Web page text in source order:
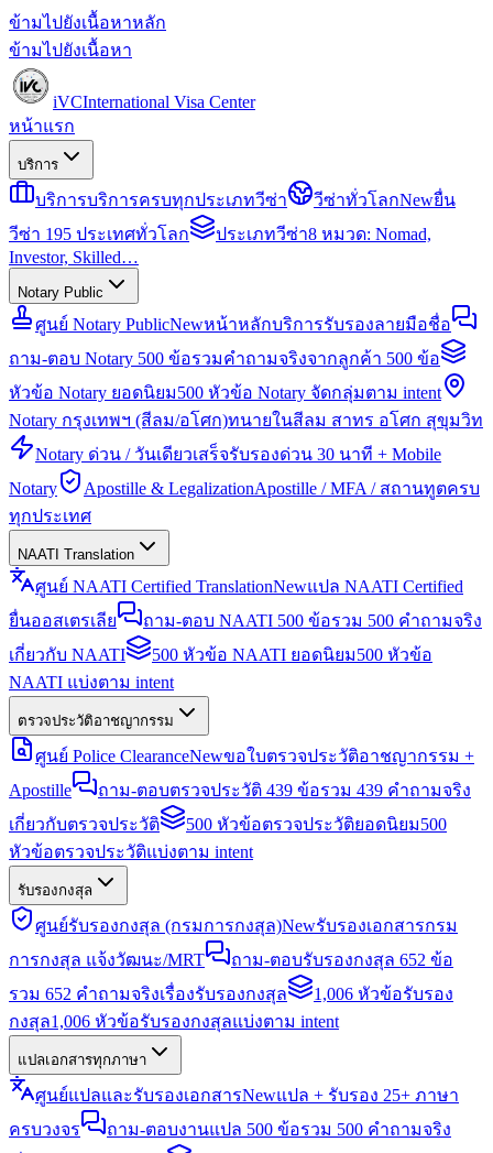
ข้ามไปยังเนื้อหาหลัก
ข้ามไปยังเนื้อหา
iVCInternational Visa Center
หน้าแรก
บริการ
บริการบริการครบทุกประเภทวีซ่า วีซ่าทั่วโลกNewยื่น
วีซ่า 195 ประเทศทั่วโลก
ประเภทวีซ่า8 หมวด: Nomad,
Investor, Skilled…
Notary Public
ศูนย์ Notary PublicNewหน้าหลักบริการรับรองลายมือชื่อ
ถาม-ตอบ Notary 500 ข้อรวมคำถามจริงจากลูกค้า 500 ข้อ
หัวข้อ Notary ยอดนิยม500 หัวข้อ Notary จัดกลุ่มตาม intent
Notary กรุงเทพฯ (สีลม/อโศก)ทนายในสีลม สาทร อโศก สุขุมวิท
Notary ด่วน / วันเดียวเสร็จรับรองด่วน 30 นาที + Mobile
Notary
Apostille & LegalizationApostille / MFA / สถานทูตครบ
ทุกประเทศ
NAATI Translation
ศูนย์ NAATI Certified TranslationNewแปล NAATI Certified
ยื่นออสเตรเลีย
ถาม-ตอบ NAATI 500 ข้อรวม 500 คำถามจริง
เกี่ยวกับ NAATI
500 หัวข้อ NAATI ยอดนิยม500 หัวข้อ
NAATI แบ่งตาม intent
ตรวจประวัติอาชญากรรม
ศูนย์ Police ClearanceNewขอใบตรวจประวัติอาชญากรรม +
Apostille
ถาม-ตอบตรวจประวัติ 439 ข้อรวม 439 คำถามจริง
เกี่ยวกับตรวจประวัติ
500 หัวข้อตรวจประวัติยอดนิยม500
หัวข้อตรวจประวัติแบ่งตาม intent
รับรองกงสุล
ศูนย์รับรองกงสุล (กรมการกงสุล)Newรับรองเอกสารกรม
การกงสุล แจ้งวัฒนะ/MRT
ถาม-ตอบรับรองกงสุล 652 ข้อ
รวม 652 คำถามจริงเรื่องรับรองกงสุล
1,006 หัวข้อรับรอง
กงสุล1,006 หัวข้อรับรองกงสุลแบ่งตาม intent
แปลเอกสารทุกภาษา
ศูนย์แปลและรับรองเอกสารNewแปล + รับรอง 25+ ภาษา
ครบวงจร
ถาม-ตอบงานแปล 500 ข้อรวม 500 คำถามจริง